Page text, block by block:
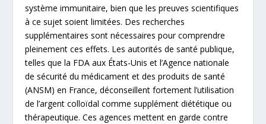
système immunitaire, bien que les preuves scientifiques
à ce sujet soient limitées. Des recherches
supplémentaires sont nécessaires pour comprendre
pleinement ces effets. Les autorités de santé publique,
telles que la FDA aux États-Unis et l’Agence nationale
de sécurité du médicament et des produits de santé
(ANSM) en France, déconseillent fortement l’utilisation
de l’argent colloïdal comme supplément diététique ou
thérapeutique. Ces agences mettent en garde contre